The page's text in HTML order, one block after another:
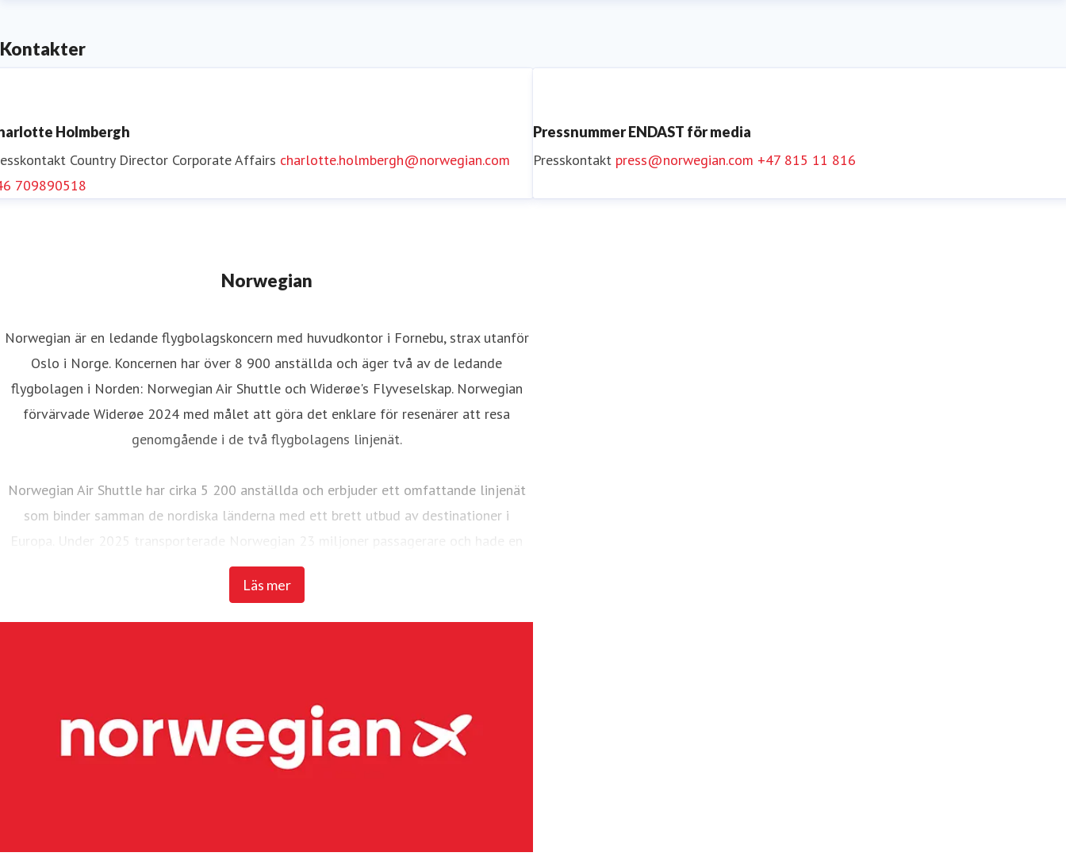
Kontakter
Holmbergh
Country Director Corporate Affairs charlotte.holmbergh@norwegian.com
709890518
Pressnummer ENDAST för media
Presskontakt press@norwegian.com +47 815 11 816
Norwegian
Läs mer
Norwegian är en ledande flygbolagskoncern med huvudkontor i Fornebu, strax utanför
Oslo i Norge. Koncernen har över 8 900 anställda och äger två av de ledande
flygbolagen i Norden: Norwegian Air Shuttle och Widerøe's Flyveselskap. Norwegian
förvärvade Widerøe 2024 med målet att göra det enklare för resenärer att resa
genomgående i de två flygbolagens linjenät.
Norwegian Air Shuttle har cirka 5 200 anställda och erbjuder ett omfattande linjenät
som binder samman de nordiska länderna med ett brett utbud av destinationer i
Europa. Under 2025 transporterade Norwegian 23 miljoner passagerare och hade en
flotta på 95 Boeing 737-800 och 737 MAX 8-plan.
miljoner passagerare och en flotta på 51 flygplan, varav 48 är Bombardier Dash 8-plan
och tre Embraer E190-E2-plan. Widerøe Ground Handling levererar marktjänster på 41
flygplatser i Norge.